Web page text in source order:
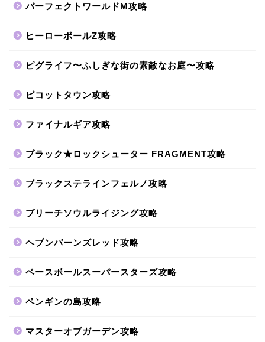
パーフェクトワールドM攻略
ヒーローボールZ攻略
ピグライフ〜ふしぎな街の素敵なお庭〜攻略
ピコットタウン攻略
ファイナルギア攻略
ブラック★ロックシューター FRAGMENT攻略
ブラックステラインフェルノ攻略
ブリーチソウルライジング攻略
ヘブンバーンズレッド攻略
ベースボールスーパースターズ攻略
ペンギンの島攻略
マスターオブガーデン攻略